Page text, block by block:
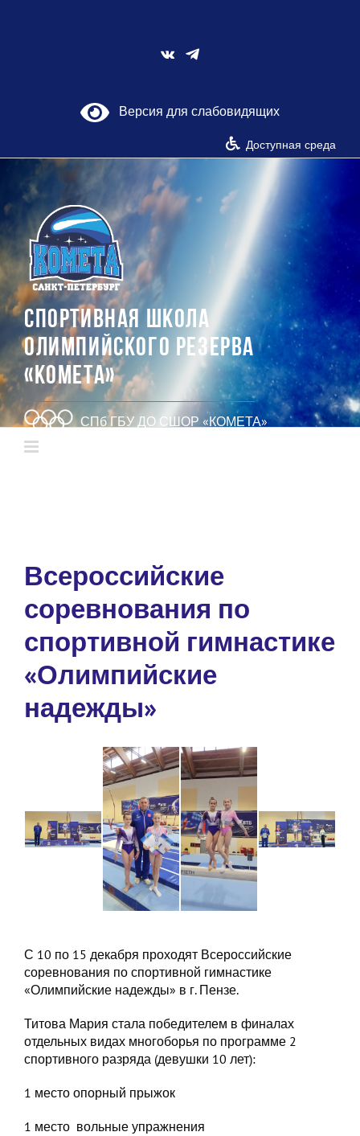
Vk
Версия для слабовидящих
Доступная среда
СПОРТИВНАЯ ШКОЛА
ОЛИМПИЙСКОГО РЕЗЕРВА
«КОМЕТА»
СПб ГБУ ДО СШОР «КОМЕТА»
Всероссийские
соревнования по
спортивной гимнастике
«Олимпийские
надежды»
С 10 по 15 декабря проходят Всероссийские
соревнования по спортивной гимнастике
«Олимпийские надежды» в г. Пензе.
Титова Мария стала победителем в финалах
отдельных видах многоборья по программе 2
спортивного разряда (девушки 10 лет):
1 место опорный прыжок
1 место вольные упражнения